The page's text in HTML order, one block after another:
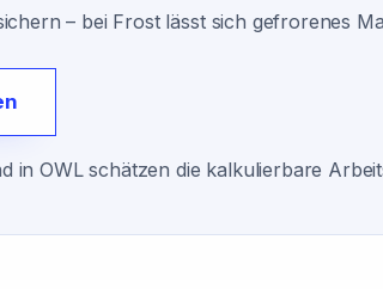
– bei Frost lässt sich gefrorenes
OWL schätzen die kalkulierbare